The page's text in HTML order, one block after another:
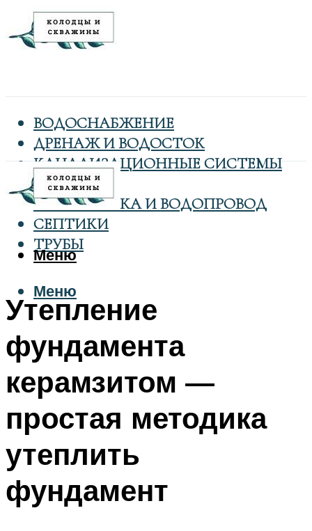
ВОДОСНАБЖЕНИЕ
ДРЕНАЖ И ВОДОСТОК
КАНАЛИЗАЦИОННЫЕ СИСТЕМЫ
КОЛОДЦЫ
САНТЕХНИКА И ВОДОПРОВОД
СЕПТИКИ
ТРУБЫ
Меню
Меню
Утепление
фундамента
керамзитом —
простая методика
утеплить
фундамент